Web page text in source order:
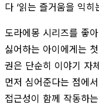
다 ‘읽는 즐거움을 익
도라에몽 시리즈를 좋
싫어하는 아이에게는
권은 단순히 이야기 자
먼저 심어준다는 점에
접근성이 함께 작동하